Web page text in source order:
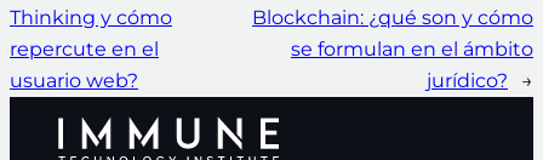
Thinking y cómo
repercute en el
usuario web?
Blockchain: ¿qué son y cómo
se formulan en el ámbito
jurídico?
→